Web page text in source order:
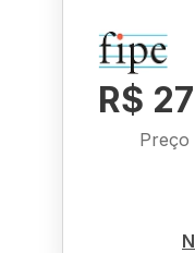
R$
Preço